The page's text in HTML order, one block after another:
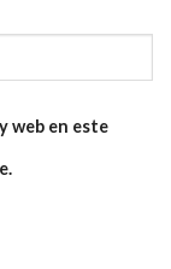
web en este